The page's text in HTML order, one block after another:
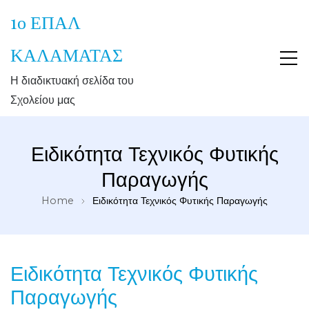
1ο ΕΠΑΛ
ΚΑΛΑΜΑΤΑΣ
Η διαδικτυακή σελίδα του
Σχολείου μας
Ειδικότητα Τεχνικός Φυτικής
Παραγωγής
Home Ειδικότητα Τεχνικός Φυτικής Παραγωγής
Ειδικότητα Τεχνικός Φυτικής
Παραγωγής